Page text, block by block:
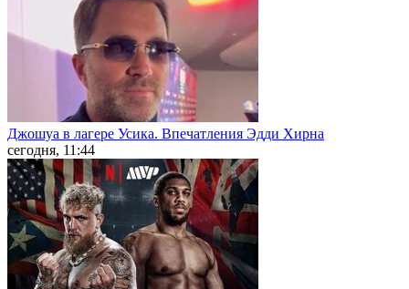
Джошуа в лагере Усика. Впечатления Эдди Хирна
сегодня, 11:44